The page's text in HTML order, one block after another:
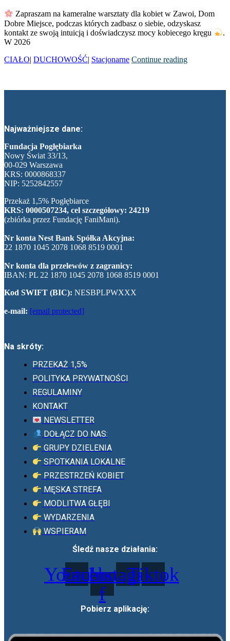
Zapraszam na kameralne warsztaty dla kobiet w Zawoi, Dom
Dobre Miejsce, podczas których zadbasz o siebie, odzyskasz
kontakt ze swoją intuicją i doświadczysz mocy kobiecego kręgu
.
W 2026
CIAŁO| DUCHOWOŚĆ| Stacjonarne Continue reading
Najważniejsze dane:
Fundacja Pogłębiarka
Nowy Świat 33/13,
00-029 Warszawa
KRS: 0000868337
NIP: 5252842557
Przekaż 1,5% Pogłębiarce
KRS: 0000507234, cel szczegółowy: 24219
(zbiórka przez Fundację FaniMani).
Nr konta Nest Bank Spółka Akcyjna:
22 1870 1045 2078 1068 8519 0001
Nr konta dla przelewów z zagranicy:
IBAN: PL 22 1870 1045 2078 1068 8519 0001
Kod SWIFT (BIC): NESBPLPWXXX
e-mail: [email protected]
Na skróty:
PRZEKAŻ 1,5%
POLITYKA PRYWATNOŚCI
REGULAMINY
KONTAKT
NEWSLETTER
DOŁĄCZ DO NAS:
GRUPY DZIELENIA
SPOTKANIA LOKALNE
PRZESTRZEŃ KOBIET
MĘSKA STREFA
MODLITWA GŁĘBI
WYDARZENIA
WSPIERAM
Śledź nasze działania:
Youtube
Facebook-
f
Instagram
Tiktok
Pobierz aplikację: